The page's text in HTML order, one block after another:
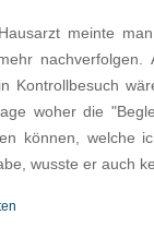
meinte
nachverfolgen.
Kontrollbesuch
woher die
können, welche
wusste er auch